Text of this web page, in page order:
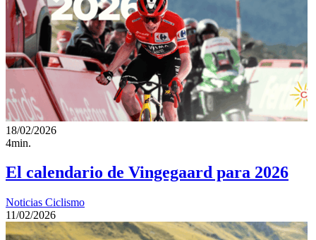
18/02/2026
4min.
El calendario de Vingegaard para 2026
Noticias Ciclismo
11/02/2026